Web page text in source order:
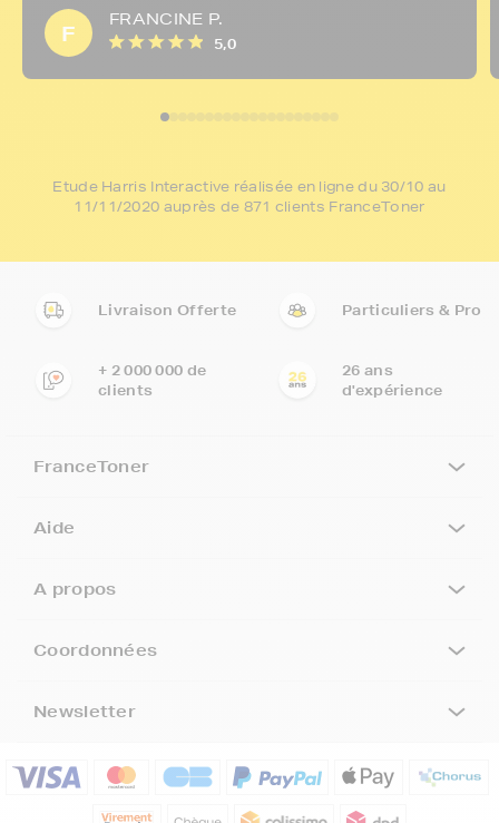
F
FRANCINE P.
5,0
Etude Harris Interactive réalisée en ligne du 30/10 au
11/11/2020 auprès de 871 clients FranceToner
Livraison Offerte Particuliers & Pro
+ 2 000 000 de
clients
26 ans
d'expérience
FranceToner
Aide
A propos
Coordonnées
Newsletter